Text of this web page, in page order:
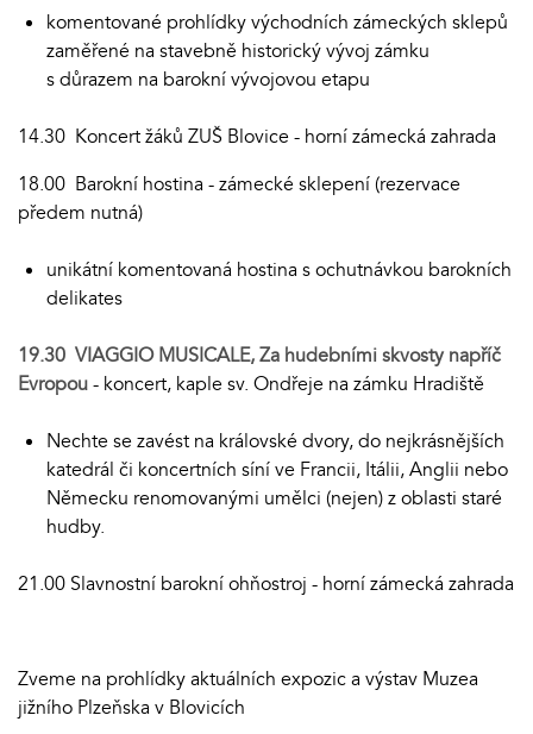
komentované prohlídky východních zámeckých sklepů
zaměřené na stavebně historický vývoj zámku
s důrazem na barokní vývojovou etapu
14.30 Koncert žáků ZUŠ Blovice - horní zámecká zahrada
18.00 Barokní hostina - zámecké sklepení (rezervace
předem nutná)
unikátní komentovaná hostina s ochutnávkou barokních
delikates
19.30 VIAGGIO MUSICALE, Za hudebními skvosty napříč
Evropou- koncert, kaple sv. Ondřeje na zámku Hradiště
Nechte se zavést na královské dvory, do nejkrásnějších
katedrál či koncertních síní ve Francii, Itálii, Anglii nebo
Německu renomovanými umělci (nejen) z oblasti staré
hudby.
21.00 Slavnostní barokní ohňostroj - horní zámecká zahrada
Zveme na prohlídky aktuálních expozic a výstav Muzea
jižního Plzeňska v Blovicích